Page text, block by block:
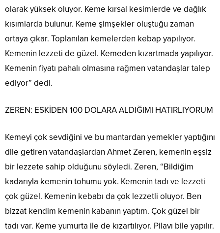
olarak yüksek oluyor. Keme kırsal kesimlerde ve dağlık
kısımlarda bulunur. Keme şimşekler oluştuğu zaman
ortaya çıkar. Toplanılan kemelerden kebap yapılıyor.
Kemenin lezzeti de güzel. Kemeden kızartmada yapılıyor.
Kemenin fiyatı pahalı olmasına rağmen vatandaşlar talep
ediyor” dedi.
ZEREN: ESKİDEN 100 DOLARA ALDIĞIMI HATIRLIYORUM
Kemeyi çok sevdiğini ve bu mantardan yemekler yaptığını
dile getiren vatandaşlardan Ahmet Zeren, kemenin eşsiz
bir lezzete sahip olduğunu söyledi. Zeren, “Bildiğim
kadarıyla kemenin tohumu yok. Kemenin tadı ve lezzeti
çok güzel. Kemenin kebabı da çok lezzetli oluyor. Ben
bizzat kendim kemenin kabanın yaptım. Çok güzel bir
tadı var. Keme yumurta ile de kızartılıyor. Pilavı bile yapılır.